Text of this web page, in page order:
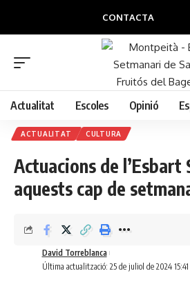
CONTACTA
Actualitat Escoles Opinió
ACTUALITAT CULTURA
Actuacions de l’Esbart
aquests cap de
Última actualització: 25 de juliol de 2024 15:41
David Torreblanca